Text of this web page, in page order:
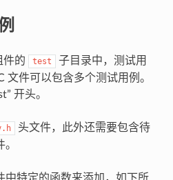
件的 test
子目录中，测试用
文件可以包含多个测试用例。
开头。
头文件，此外还需要包含待